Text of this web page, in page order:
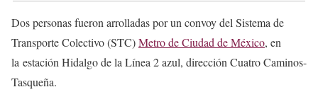
Dos personas fueron arrolladas por un convoy del Sistema de
Transporte Colectivo (STC)Metro de Ciudad de México, en
la estación Hidalgo de la Línea 2 azul, dirección Cuatro Caminos-
Tasqueña.